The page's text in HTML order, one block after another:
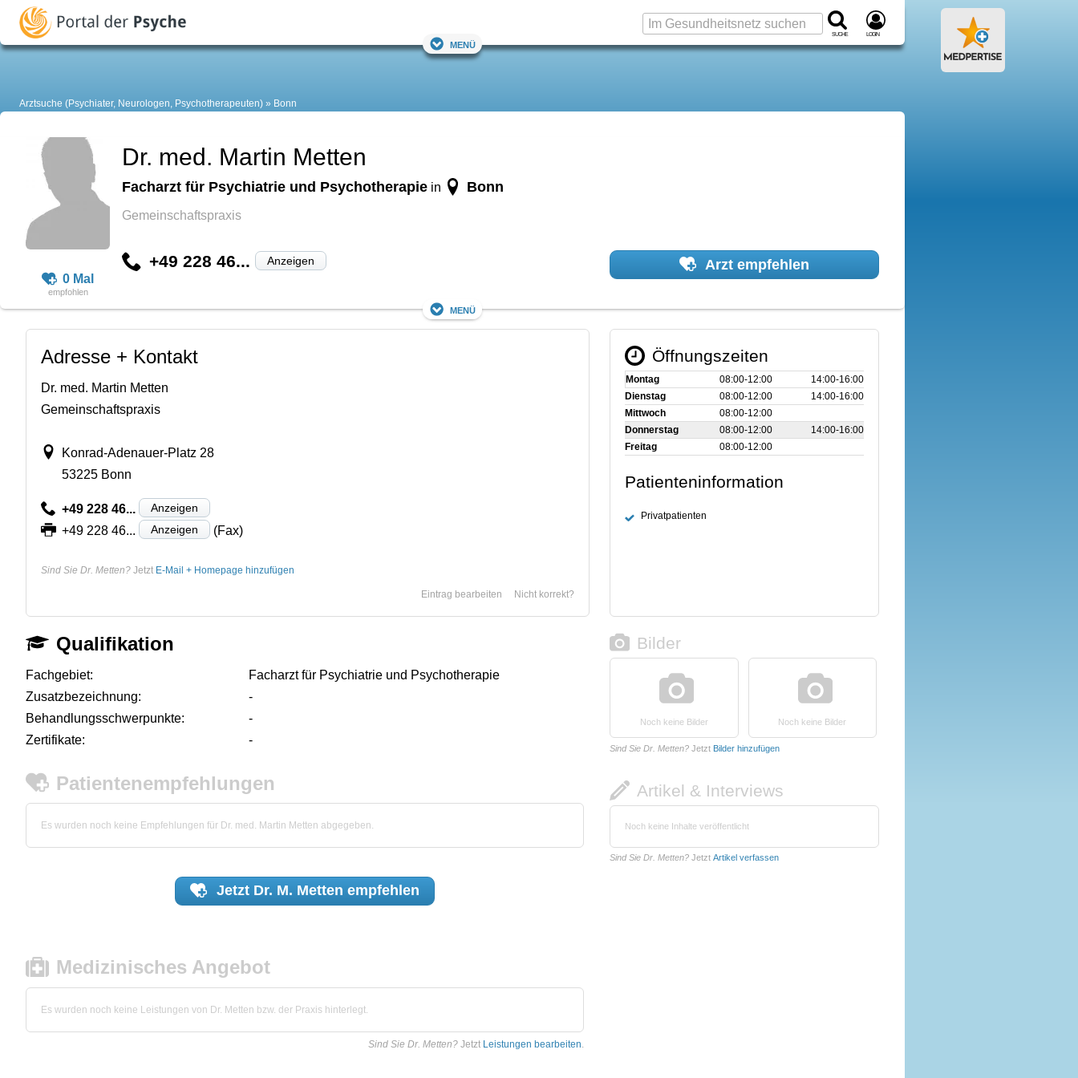
Suche Login
Menü
Arztsuche (Psychiater, Neurologen, Psychotherapeuten) Bonn
0 Mal
Dr. med. Martin Metten
Facharzt für Psychiatrie und Psychotherapie in Bonn
Gemeinschaftspraxis
+49 228 46... Anzeigen Arzt empfehlen
Menü
Adresse + Kontakt
Dr. med. Martin Metten
Gemeinschaftspraxis
Konrad-Adenauer-Platz 28
53225 Bonn
+49 228 46... Anzeigen
+49 228 46... Anzeigen (Fax)
Sind Sie Dr. Metten? Jetzt E-Mail + Homepage hinzufügen
Nicht korrekt?
Eintrag bearbeiten
Öffnungszeiten
Montag 08:00‑12:00
14:00‑16:00
Dienstag
08:00‑12:00
14:00‑16:00
Mittwoch
08:00‑12:00
Donnerstag
08:00‑12:00
14:00‑16:00
Freitag
08:00‑12:00
Patienteninformation
Privatpatienten
Qualifikation
Fachgebiet:
Facharzt für Psychiatrie und Psychotherapie
Zusatzbezeichnung:
-
Behandlungsschwerpunkte:
-
Zertifikate:
-
Patientenempfehlungen
Es wurden noch keine Empfehlungen für Dr. med. Martin Metten abgegeben.
Jetzt Dr. M. Metten empfehlen
Medizinisches Angebot
Es wurden noch keine Leistungen von Dr. Metten bzw. der Praxis hinterlegt.
Sind Sie Dr. Metten? Jetzt Leistungen bearbeiten.
Bilder
Noch keine Bilder Noch keine Bilder
Sind Sie Dr. Metten? Jetzt Bilder hinzufügen
Artikel & Interviews
Noch keine Inhalte veröffentlicht
Sind Sie Dr. Metten? Jetzt Artikel verfassen